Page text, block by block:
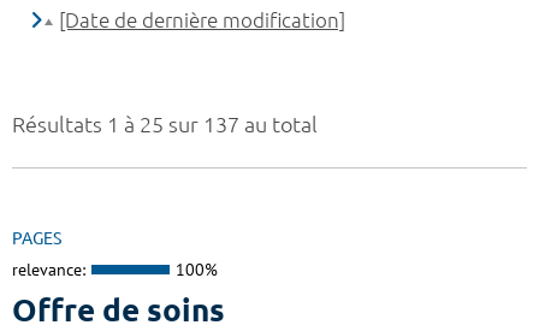
Résultats 1 à 25 sur 137 au total
PAGES
relevance: 100%
Offre de soins
[Date de dernière modification]